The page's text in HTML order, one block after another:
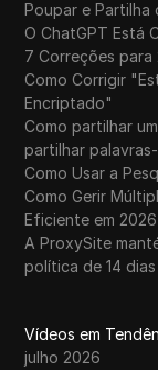
Poupar e Partilha
O ChatGPT Está
7 Correções para
Como Corrigir
Encriptado"
Como partilhar
partilhar
Como Usar a
Como Gerir
Eficiente em 2026
A ProxySite
política de 14 dias
Vídeos em
julho 2026